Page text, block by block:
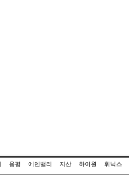
용평 에덴밸리 지산 하이원 휘닉스